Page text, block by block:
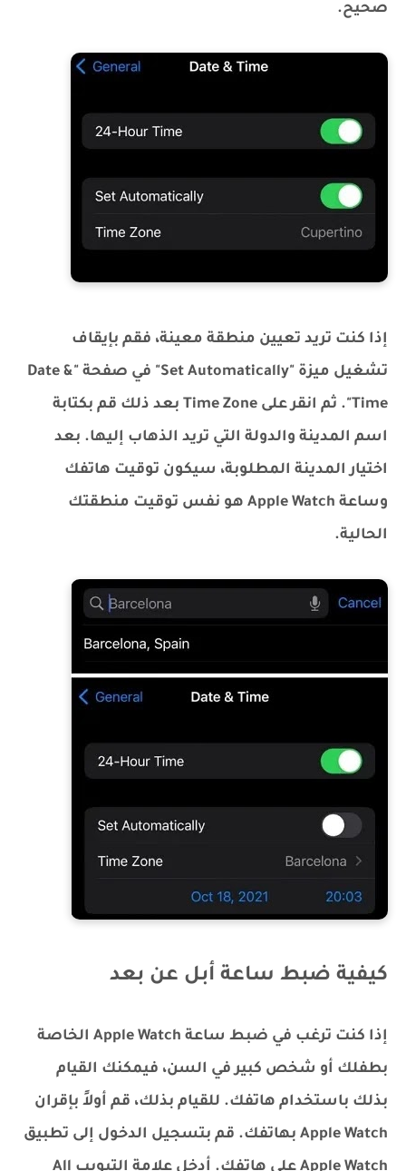
صحيح.
إذا كنت تريد تعيين منطقة معينة، فقم بإيقاف
تشغيل ميزة "Set Automatically" في صفحة "Date &
Time". ثم انقر على Time Zone بعد ذلك قم بكتابة
اسم المدينة والدولة التي تريد الذهاب إليها. بعد
اختيار المدينة المطلوبة، سيكون توقيت هاتفك
وساعة Apple Watch هو نفس توقيت منطقتك
الحالية.
كيفية ضبط ساعة أبل عن بعد
إذا كنت ترغب في ضبط ساعة Apple Watch الخاصة
بطفلك أو شخص كبير في السن، فيمكنك القيام
بذلك باستخدام هاتفك. للقيام بذلك، قم أولاً بإقران
Apple Watch بهاتفك. قم بتسجيل الدخول إلى تطبيق
Apple Watch على هاتفك. أدخل علامة التبويب All